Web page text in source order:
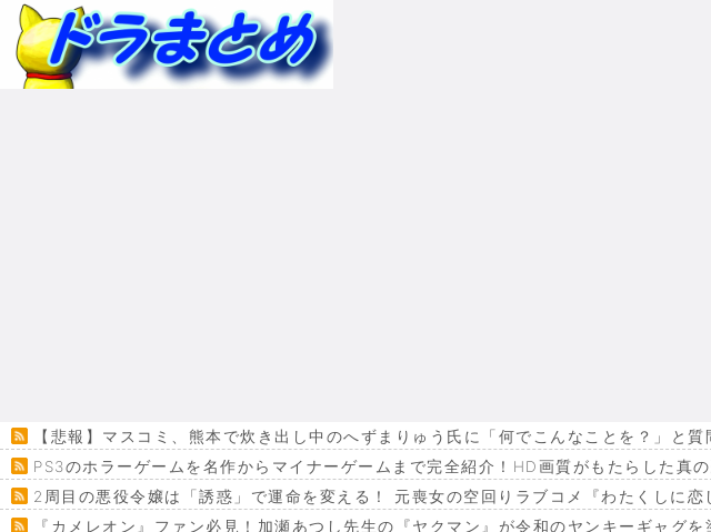
【悲報】マスコミ、熊本で炊き出し中のへずまりゅう氏に「何でこんなことを？」と
PS3のホラーゲームを名作からマイナーゲームまで完全紹介！HD画質がもたらした真
2周目の悪役令嬢は「誘惑」で運命を変える！ 元喪女の空回りラブコメ『わたくしに恋
『カメレオン』ファン必見！加瀬あつし先生の『ヤクマン』が令和のヤンキーギャグを